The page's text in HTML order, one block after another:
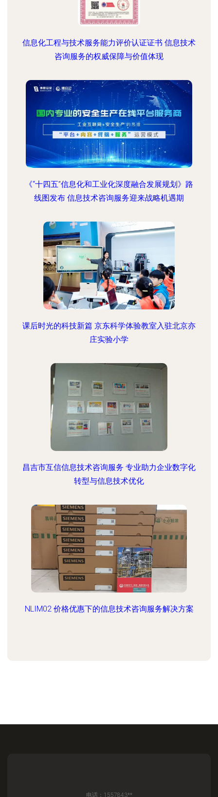
信息化工程与技术服务能力评价认证证书 信息技术
咨询服务的权威保障与价值体现
《“十四五”信息化和工业化深度融合发展规划》路
线图发布 信息技术咨询服务迎来战略机遇期
课后时光的科技新篇 京东科学体验教室入驻北京亦
庄实验小学
昌吉市互信信息技术咨询服务 专业助力企业数字化
转型与信息技术优化
NLIM02 价格优惠下的信息技术咨询服务解决方案
电话：1557843**